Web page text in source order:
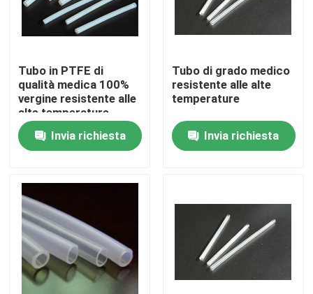
Su di noi
Visita alla fabbrica
Controllo Qualità
Contattaci
Notizie
Casi
Accessori per cavi elettrici
Tubo in PTFE di
qualità medica 100%
vergine resistente alle
alte temperature
Invia richiesta
Tubo di grado medico
resistente alle alte
temperature
Invia richiesta